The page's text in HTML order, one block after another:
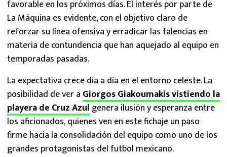
favorable en los próximos días. El interés por parte de
La Máquina es evidente, con el objetivo claro de
reforzar su línea ofensiva y erradicar las falencias en
materia de contundencia que han aquejado al equipo en
temporadas pasadas.
La expectativa crece día a día en el entorno celeste. La
posibilidad de ver a Giorgos Giakoumakis vistiendo la
playera de Cruz Azul genera ilusión y esperanza entre
los aficionados, quienes ven en este fichaje un paso
firme hacia la consolidación del equipo como uno de los
grandes protagonistas del futbol mexicano.